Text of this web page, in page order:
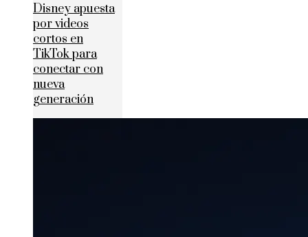
Disney apuesta
por videos
cortos en
TikTok para
conectar con
nueva
generación